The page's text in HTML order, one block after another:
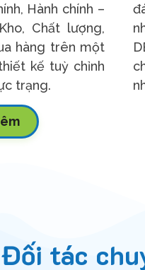
Hành chính –
Chất lượng,
hàng trên một
kế tuỳ chỉnh
trạng.
Đối tác